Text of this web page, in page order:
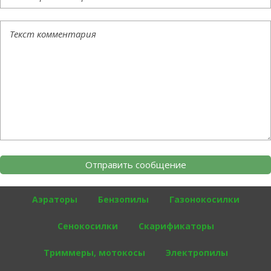
Аэраторы Бензопилы Газонокосилки
Сенокосилки Скарификаторы
Триммеры, мотокосы Электропилы